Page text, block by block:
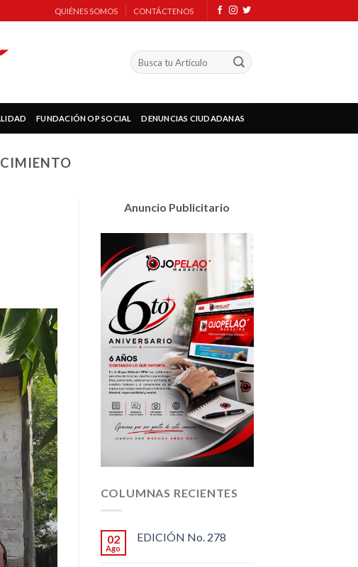
QUIÉNES SOMOS CONTÁCTENOS
FUNDACIÓN OP SOCIAL DENUNCIAS CIUDADANAS
Anuncio Publicitario
COLUMNAS RECIENTES
02
Ago
EDICIÓN No. 278